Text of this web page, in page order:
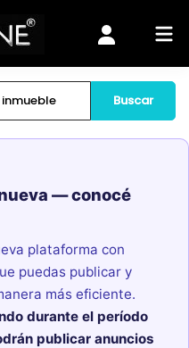
Buscar
— conocé
plataforma con
puedas publicar y
más eficiente.
durante el período
publicar anuncios